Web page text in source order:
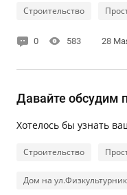
Строительство
0 583 28
Давайте обсудим
Хотелось бы узнать
Строительство
Дом на